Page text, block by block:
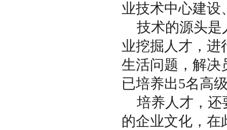
业技术中心建设
技术的源头是
业挖掘人才，进
生活问题，解决
已培养出5名高
培养人才，还
的企业文化，在